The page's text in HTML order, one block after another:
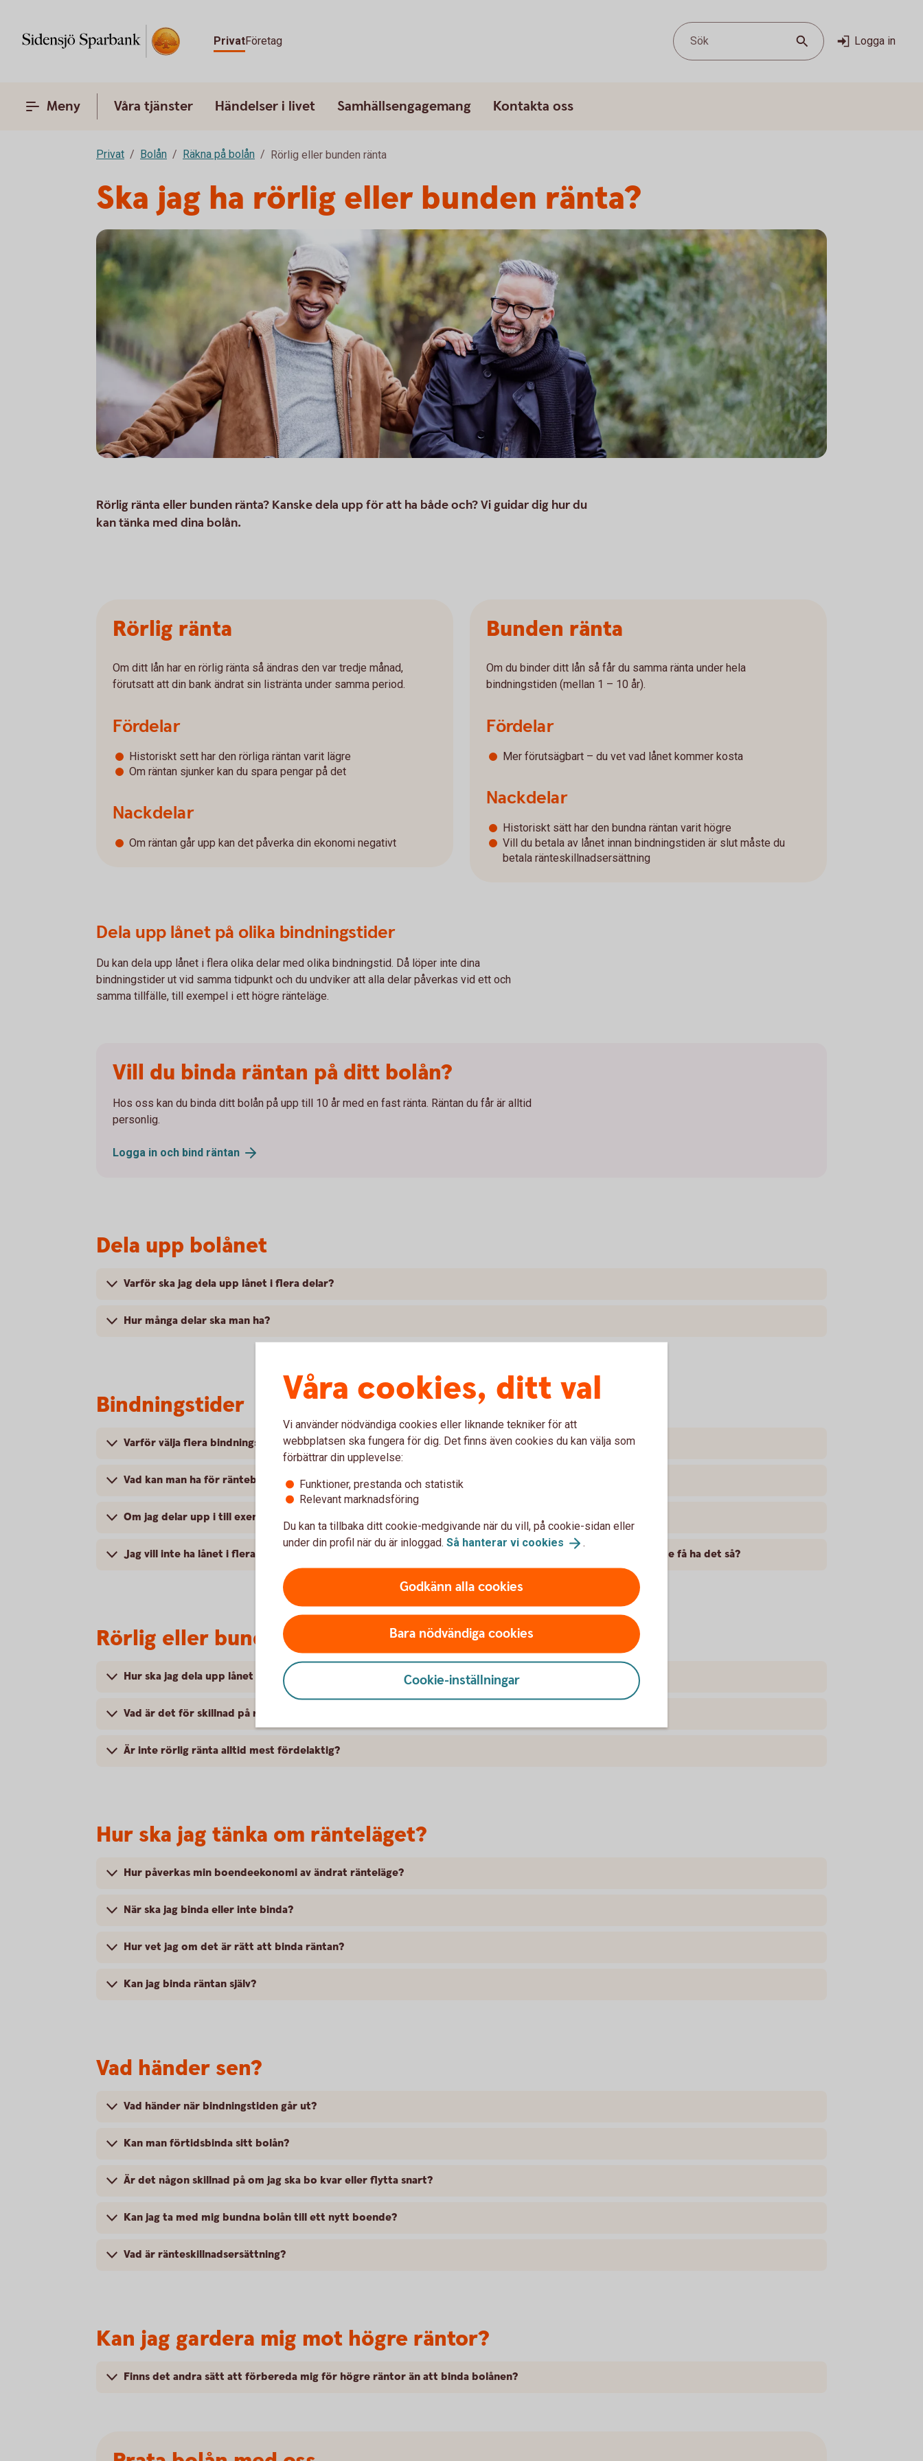
PrivatFöretag Sök Logga in
Meny Våra tjänster Händelser i livet Samhällsengagemang Kontakta oss
Privat Bolån Räkna på bolån Rörlig eller bunden ränta
Ska jag ha rörlig eller bunden ränta?
Rörlig ränta eller bunden ränta? Kanske dela upp för att ha både och? Vi guidar dig hur du
kan tänka med dina bolån.
Rörlig ränta
Om ditt lån har en rörlig ränta så ändras den var tredje månad,
förutsatt att din bank ändrat sin listränta under samma period.
Fördelar
Historiskt sett har den rörliga räntan varit lägre
Om räntan sjunker kan du spara pengar på det
Nackdelar
Om räntan går upp kan det påverka din ekonomi negativt
Bunden ränta
Om du binder ditt lån så får du samma ränta under hela
bindningstiden (mellan 1 – 10 år).
Fördelar
Mer förutsägbart – du vet vad lånet kommer kosta
Nackdelar
Historiskt sätt har den bundna räntan varit högre
Vill du betala av lånet innan bindningstiden är slut måste du
betala ränteskillnadsersättning
Dela upp lånet på olika bindningstider
Du kan dela upp lånet i flera olika delar med olika bindningstid. Då löper inte dina
bindningstider ut vid samma tidpunkt och du undviker att alla delar påverkas vid ett och
samma tillfälle, till exempel i ett högre ränteläge.
Vill du binda räntan på ditt bolån?
Hos oss kan du binda ditt bolån på upp till 10 år med en fast ränta. Räntan du får är alltid
personlig.
Logga in och bind räntan
Dela upp bolånet
Varför ska jag dela upp lånet i flera delar?
Hur många delar ska man ha?
Bindningstider
Varför välja flera bindningstider?
Vad kan man ha för räntebindningstider?
Om jag delar upp i till exempel fyra delar, kan jag ha samma räntebindning på alla?
Jag vill inte ha lånet i flera delar, utan jag vill ha hela lånet i en del och binda allt på samma löptid. Kan jag inte få ha det så?
Rörlig eller bunden ränta?
Hur ska jag dela upp lånet på olika räntebindningstider?
Vad är det för skillnad på rörlig och bunden ränta?
Är inte rörlig ränta alltid mest fördelaktig?
Hur ska jag tänka om ränteläget?
Hur påverkas min boendeekonomi av ändrat ränteläge?
När ska jag binda eller inte binda?
Hur vet jag om det är rätt att binda räntan?
Kan jag binda räntan själv?
Vad händer sen?
Vad händer när bindningstiden går ut?
Kan man förtidsbinda sitt bolån?
Är det någon skillnad på om jag ska bo kvar eller flytta snart?
Kan jag ta med mig bundna bolån till ett nytt boende?
Vad är ränteskillnadsersättning?
Kan jag gardera mig mot högre räntor?
Finns det andra sätt att förbereda mig för högre räntor än att binda bolånen?
Våra cookies, ditt val
Vi använder nödvändiga cookies eller liknande tekniker för att
webbplatsen ska fungera för dig. Det finns även cookies du kan välja som
förbättrar din upplevelse:
Funktioner, prestanda och statistik
Relevant marknadsföring
Du kan ta tillbaka ditt cookie-medgivande när du vill, på cookie-sidan eller
under din profil när du är inloggad. Så hanterar vi cookies .
Godkänn alla cookies
Bara nödvändiga cookies
Cookie-inställningar